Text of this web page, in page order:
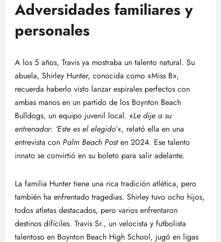
Adversidades familiares y
personales
A los 5 años, Travis ya mostraba un talento natural. Su
abuela, Shirley Hunter, conocida como «Miss B»,
recuerda haberlo visto lanzar espirales perfectos con
ambas manos en un partido de los Boynton Beach
Bulldogs, un equipo juvenil local. «Le dije a su
entrenador: ‘Este es el elegido’«, relató ella en una
entrevista con Palm Beach Posten 2024. Ese talento
innato se convirtió en su boleto para salir adelante.
La familia Hunter tiene una rica tradición atlética, pero
también ha enfrentado tragedias. Shirley tuvo ocho hijos,
todos atletas destacados, pero varios enfrentaron
destinos difíciles. Travis Sr., un velocista y futbolista
talentoso en Boynton Beach High School, jugó en ligas